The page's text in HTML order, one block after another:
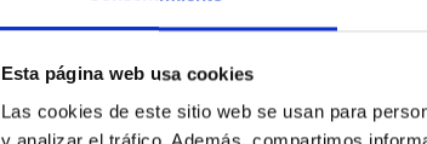
Esta página web usa cookies
Las cookies de este sitio web se usan para
ORDENAR POR: